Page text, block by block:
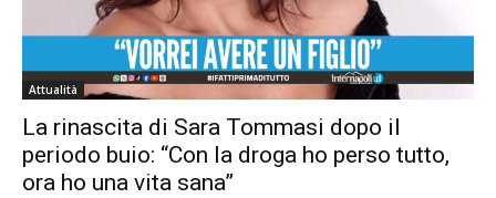
Attualità
La rinascita di Sara Tommasi dopo il
periodo buio: “Con la droga ho perso tutto,
ora ho una vita sana”